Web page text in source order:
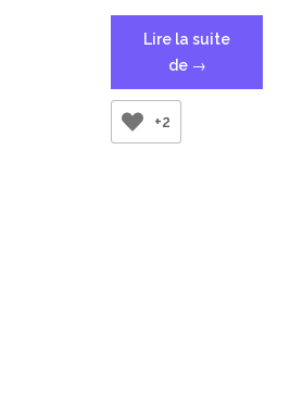
Lire la suite
de « Publier
un
→
+2